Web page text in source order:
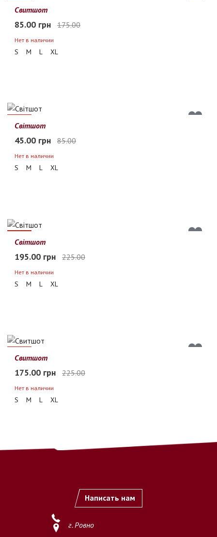
51%
Свитшот
85.00 грн 175.00
Нет в наличии
S M L XL
47%
Світшот
45.00 грн 85.00
Нет в наличии
S M L XL
13%
Світшот
195.00 грн 225.00
Нет в наличии
S M L XL
22%
Свитшот
175.00 грн 225.00
Нет в наличии
S M L XL
Написать нам